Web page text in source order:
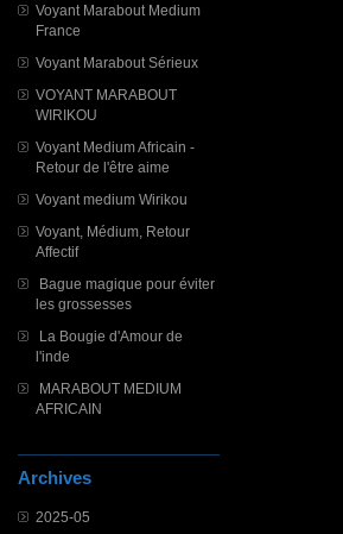
Voyant Marabout Medium
France
Voyant Marabout Sérieux
VOYANT MARABOUT
WIRIKOU
Voyant Medium Africain -
Retour de l'être aime
Voyant medium Wirikou
Voyant, Médium, Retour
Affectif
Bague magique pour éviter
les grossesses
La Bougie d'Amour de
l'inde
MARABOUT MEDIUM
AFRICAIN
Archives
2025-05